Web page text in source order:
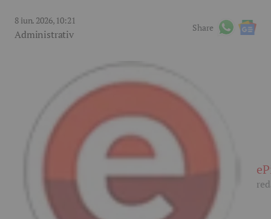
8 iun. 2026, 10:21
Administrativ
Share